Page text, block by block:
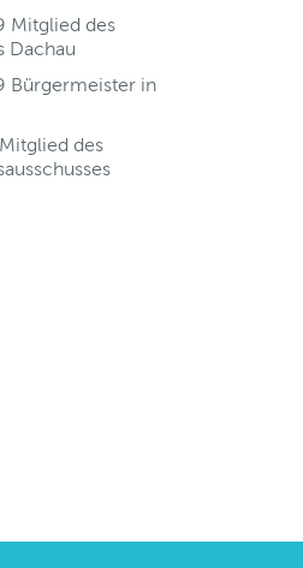
Mitglied des
Dachau
Bürgermeister in
des